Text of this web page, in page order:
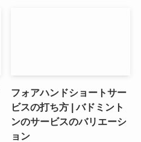
フォアハンドショートサー
ビスの打ち方 | バドミント
ンのサービスのバリエーシ
ョン